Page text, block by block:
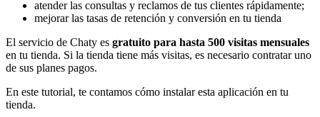
atender las consultas y reclamos de tus clientes rápidamente;
mejorar las tasas de retención y conversión en tu tienda
El servicio de Chaty es gratuito para hasta 500 visitas mensuales
en tu tienda. Si la tienda tiene más visitas, es necesario contratar uno
de sus planes pagos.
En este tutorial, te contamos cómo instalar esta aplicación en tu
tienda.